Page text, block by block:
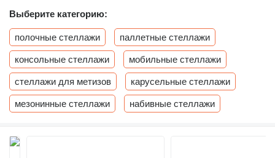
Выберите категорию:
полочные стеллажи паллетные стеллажи
консольные стеллажи мобильные стеллажи
стеллажи для метизов карусельные стеллажи
мезонинные стеллажи набивные стеллажи